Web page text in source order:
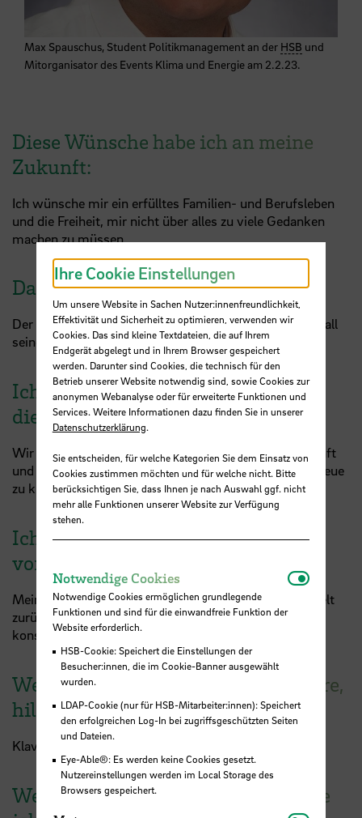
Max Spauschus, Student Politikmanagement an der HSB und
Mitorganisator des Events Klima und Energie am 2.2.23.
Diese Wünsche habe ich an meine
Zukunft:
Ich wünsche mir ein erfülltes Familien- und Berufsleben
und die Freiheit, mir nicht über alles zu viele Gedanken
machen zu müssen.
Das macht mir Sorgen:
Der raue Ton innerhalb der Gesellschaft, der Hass und all
seine negativen Konsequenzen
Ich finde, das braucht die Welt in
diesen Zeiten:
Wir brauchen zwischenmenschlichen Respekt, Vernunft
und den Mut, Probleme zu lösen statt immer wieder neue
zu kreieren.
Ich habe mir ganz konkret
vorgenommen:
Meinen hedonistischen Lebensstil im Sinne der Umwelt
zurückzufahren und meine persönlichen Ziele
konsequenter anzugehen.
Wenn ich die innere Balance verliere,
hilft mir:
Klavier spielen und singen, das ist mein „Ausgleich“.
Wenn ich jetzt 21 wäre, dann würde
Ihre Cookie Einstellungen
Um unsere Website in Sachen Nutzer:innenfreundlichkeit,
Effektivität und Sicherheit zu optimieren, verwenden wir
Cookies. Das sind kleine Textdateien, die auf Ihrem
Endgerät abgelegt und in Ihrem Browser gespeichert
werden. Darunter sind Cookies, die technisch für den
Betrieb unserer Website notwendig sind, sowie Cookies zur
anonymen Webanalyse oder für erweiterte Funktionen und
Services. Weitere Informationen dazu finden Sie in unserer
Datenschutzerklärung.
Sie entscheiden, für welche Kategorien Sie dem Einsatz von
Cookies zustimmen möchten und für welche nicht. Bitte
berücksichtigen Sie, dass Ihnen je nach Auswahl ggf. nicht
mehr alle Funktionen unserer Website zur Verfügung
stehen.
Notwendige Cookies
Notwendige Cookies ermöglichen grundlegende
Funktionen und sind für die einwandfreie Funktion der
Website erforderlich.
HSB-Cookie: Speichert die Einstellungen der
Besucher:innen, die im Cookie-Banner ausgewählt
wurden.
LDAP-Cookie (nur für HSB-Mitarbeiter:innen): Speichert
den erfolgreichen Log-In bei zugriffsgeschützten Seiten
und Dateien.
Eye-Able®: Es werden keine Cookies gesetzt.
Nutzereinstellungen werden im Local Storage des
Browsers gespeichert.